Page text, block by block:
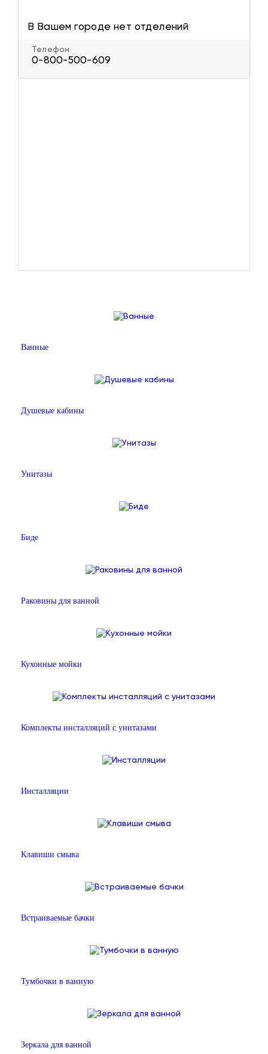
В Вашем городе нет отделений
Телефон
0-800-500-609
Ванные
Душевые кабины
Унитазы
Биде
Раковины для ванной
Кухонные мойки
Комплекты инсталляций с унитазами
Инсталляции
Клавиши смыва
Встраиваемые бачки
Тумбочки в ванную
Зеркала для ванной